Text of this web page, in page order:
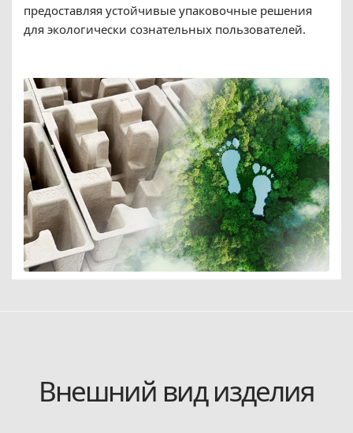
предоставляя устойчивые упаковочные решения
для экологически сознательных пользователей.
Внешний вид изделия